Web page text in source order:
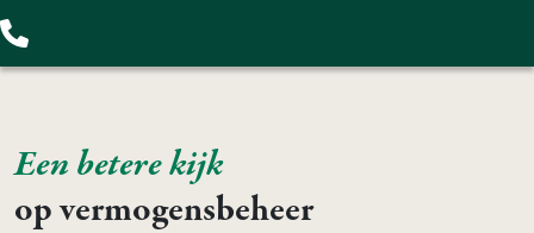
Een betere kijk
op vermogensbeheer